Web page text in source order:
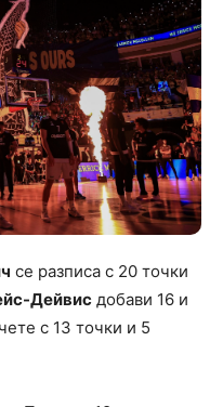
се разписа с 20 точки
Дейвис добави 16 и
с 13 точки и 5